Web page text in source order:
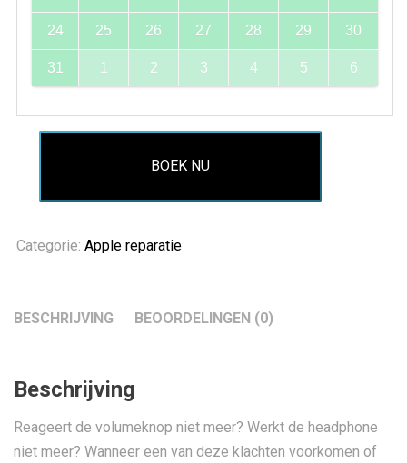
24 25 26 27 28 29 30
31 1 2 3 4 5 6
BOEK NU
Categorie: Apple reparatie
BESCHRIJVING BEOORDELINGEN (0)
Beschrijving
Reageert de volumeknop niet meer? Werkt de headphone
niet meer? Wanneer een van deze klachten voorkomen of